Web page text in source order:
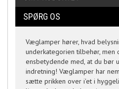
SPØRG OS
Væglamper hører, hvad
underkategorien tilbehør, men
ensbetydende med, at du bør
indretning! Væglamper har
sætte prikken over i'et i